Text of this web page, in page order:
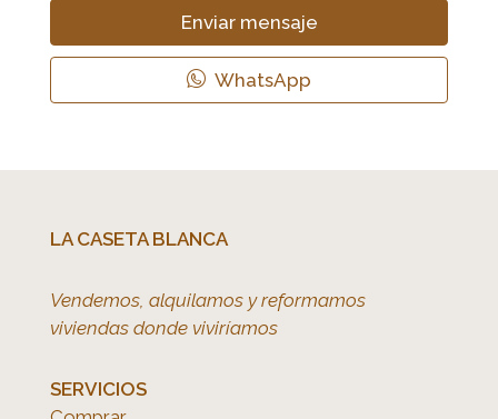
Enviar mensaje
WhatsApp
LA CASETA BLANCA
Vendemos, alquilamos y reformamos
viviendas donde viviríamos
SERVICIOS